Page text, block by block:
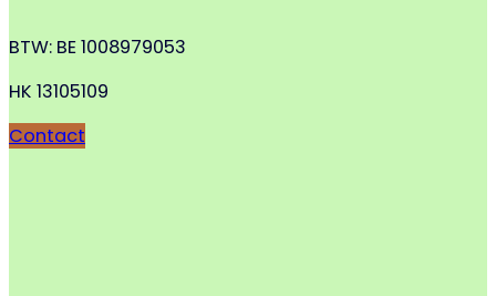
BTW: BE 1008979053
HK 13105109
Contact